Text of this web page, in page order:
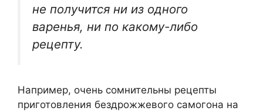
не получится ни из одного
варенья, ни по какому-либо
рецепту.
Например, очень сомнительны рецепты
приготовления бездрожжевого самогона на